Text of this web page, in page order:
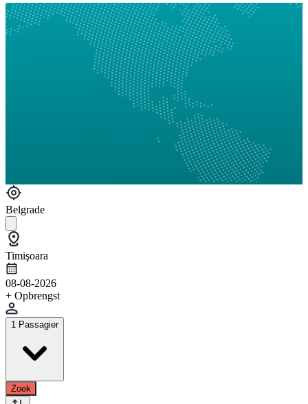
Belgrade
Timişoara
08-08-2026
+ Opbrengst
1 Passagier
Zoek